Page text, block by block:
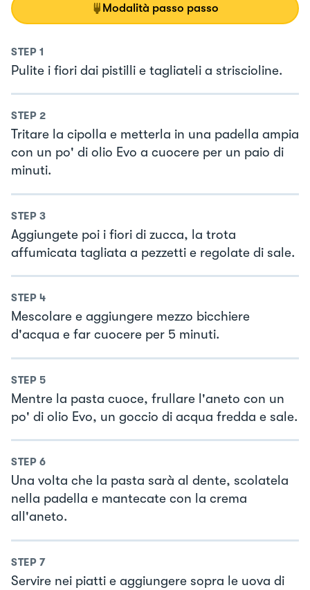
Modalità passo passo
STEP 1
Pulite i fiori dai pistilli e tagliateli a striscioline.
STEP 2
Tritare la cipolla e metterla in una padella ampia
con un po' di olio Evo a cuocere per un paio di
minuti.
STEP 3
Aggiungete poi i fiori di zucca, la trota
affumicata tagliata a pezzetti e regolate di sale.
STEP 4
Mescolare e aggiungere mezzo bicchiere
d'acqua e far cuocere per 5 minuti.
STEP 5
Mentre la pasta cuoce, frullare l'aneto con un
po' di olio Evo, un goccio di acqua fredda e sale.
STEP 6
Una volta che la pasta sarà al dente, scolatela
nella padella e mantecate con la crema
all'aneto.
STEP 7
Servire nei piatti e aggiungere sopra le uova di